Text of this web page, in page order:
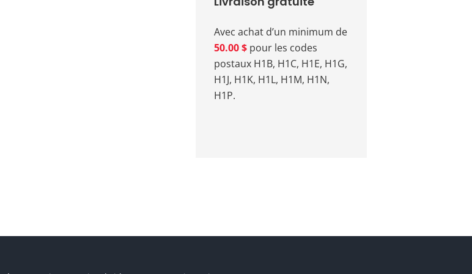
Avec achat d’un minimum de
50.00 $ pour les codes
postaux H1B, H1C, H1E, H1G,
H1J, H1K, H1L, H1M, H1N,
H1P.